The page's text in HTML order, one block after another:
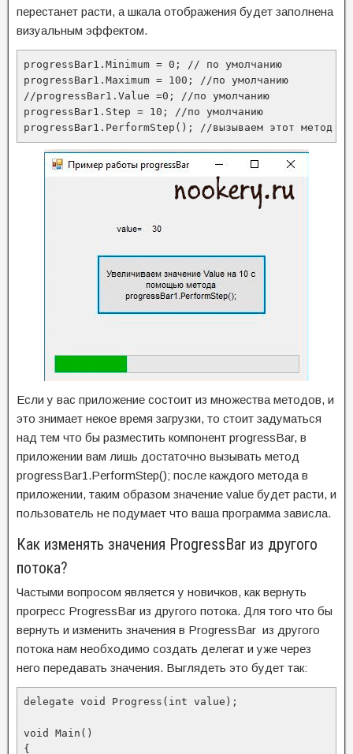
перестанет расти, а шкала отображения будет заполнена
визуальным эффектом.
progressBar1.Minimum = 0; // по умолчанию
progressBar1.Maximum = 100; //по умолчанию
//progressBar1.Value =0; //по умолчанию
progressBar1.Step = 10; //по умолчанию
progressBar1.PerformStep(); //вызываем этот метод
Если у вас приложение состоит из множества методов, и
это знимает некое время загрузки, то стоит задуматься
над тем что бы разместить компонент progressBar, в
приложении вам лишь достаточно вызывать метод
progressBar1.PerformStep(); после каждого метода в
приложении, таким образом значение value будет расти, и
пользователь не подумает что ваша программа зависла.
Как изменять значения ProgressBar из другого
потока?
Частыми вопросом является у новичков, как вернуть
прогресс ProgressBar из другого потока. Для того что бы
вернуть и изменить значения в ProgressBar из другого
потока нам необходимо создать делегат и уже через
него передавать значения. Выглядеть это будет так:
delegate void Progress(int value);
void Main()
{